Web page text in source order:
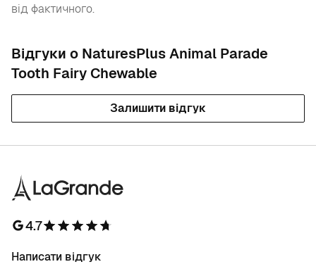
від фактичного.
Відгуки о NaturesPlus Animal Parade
Tooth Fairy Chewable
Залишити відгук
4.7
Написати відгук